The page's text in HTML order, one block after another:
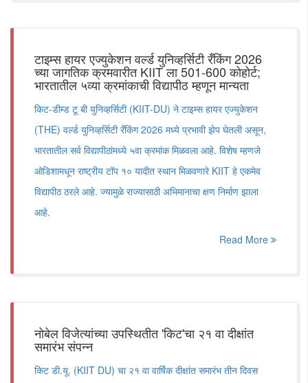
टाइम्स हायर एज्युकेशन वर्ल्ड युनिव्हर्सिटी रँकिंग 2026
च्या जागतिक क्रमवारीत KIIT ला 501-600 कोहोर्ट;
भारतातील ५व्या क्रमांकाची विद्यापीठ म्हणून मान्यता
किट-डीम्ड टू बी युनिव्हर्सिटी (KIIT-DU) ने टाइम्स हायर एज्युकेशन
(THE) वर्ल्ड युनिव्हर्सिटी रँकिंग 2026 मध्ये प्रभावी झेप घेतली असून,
भारतातील सर्व विद्यापीठांमध्ये ५वा क्रमांक मिळवला आहे. विशेष म्हणजे
ओडिशामधून राष्ट्रीय टॉप १० यादीत स्थान मिळवणारे KIIT हे एकमेव
विद्यापीठ ठरले आहे. ज्यामुळे राज्यासाठी अभिमानाचा क्षण निर्माण झाला
आहे.
Read More
नोबेल विजेत्यांच्या उपस्थितीत 'किट'चा २१ वा दीक्षांत
समारंभ संपन्न
किट डी.यू. (KIIT DU) चा २१ वा वार्षिक दीक्षांत समारंभ तीन दिवस